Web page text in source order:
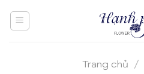
Trang chủ /